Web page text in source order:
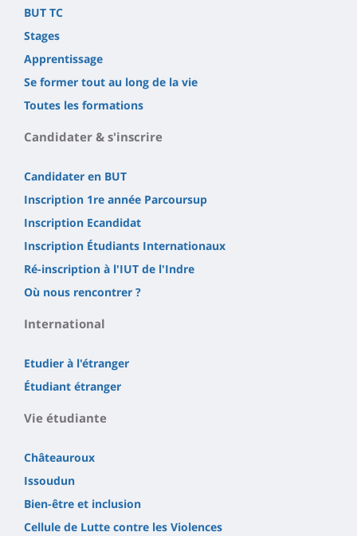
BUT TC
Stages
Apprentissage
Se former tout au long de la vie
Toutes les formations
Candidater & s'inscrire
Candidater en BUT
Inscription 1re année Parcoursup
Inscription Ecandidat
Inscription Étudiants Internationaux
Ré-inscription à l'IUT de l'Indre
Où nous rencontrer ?
International
Etudier à l'étranger
Étudiant étranger
Vie étudiante
Châteauroux
Issoudun
Bien-être et inclusion
Cellule de Lutte contre les Violences